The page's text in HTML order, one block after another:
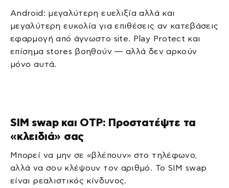
Android: μεγαλύτερη ευελιξία αλλά και
μεγαλύτερη ευκολία για επιθέσεις αν κατεβάσεις
εφαρμογή από άγνωστο site. Play Protect και
επίσημα stores βοηθούν — αλλά δεν αρκούν
μόνο αυτά.
SIM swap και OTP: Προστατέψτε τα
«κλειδιά» σας
Μπορεί να μην σε «βλέπουν» στο τηλέφωνο,
αλλά να σου κλέψουν τον αριθμό. Το SIM swap
είναι ρεαλιστικός κίνδυνος.